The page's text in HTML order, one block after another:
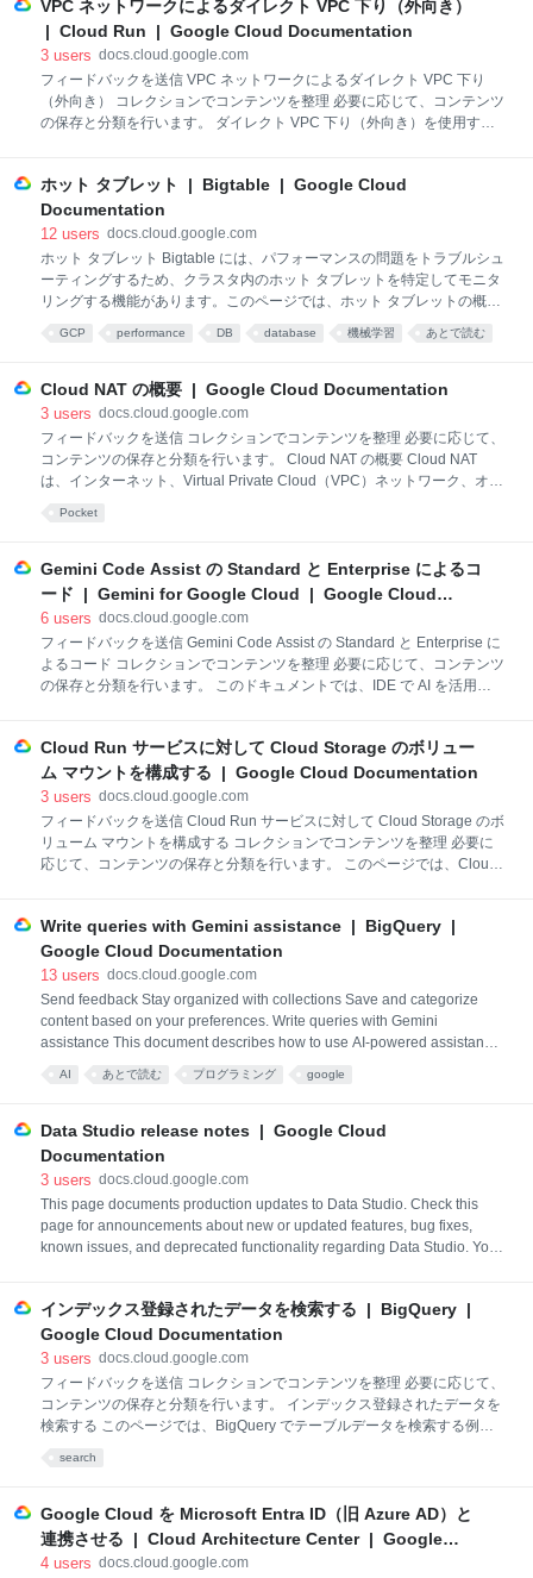
割ができます。このページでは、この機能を使用して Cloud Run リビジ
ョンへのトラフィックを管理する方法について説明します。 トラフィッ
ク ルーティングの調整はすぐに行われません。リビジョンのトラフィッ
のリクエストは破棄されないため、移行期間中は新しいリビジョンまた
は以前のリビジョンのどちらかに送信されます。 トラフィック分割と
VPC ネットワークによるダイレクト VPC 下り（外向き）
| Cloud Run | Google Cloud Documentation
3 users docs.cloud.google.com
フィードバックを送信 VPC ネットワークによるダイレクト VPC 下り
（外向き） コレクションでコンテンツを整理 必要に応じて、コンテンツ
の保存と分類を行います。 ダイレクト VPC 下り（外向き）を使用する
クに送信できるようにします。 始める前に プロジェクトに VPC ネット
ワークがない場合は作成します。 Cloud Run のサービスまたはジョブで
共有 VPC を使用する場合は、共有 VPC ネットワークへの接続をご覧く
ださい。 次の IP アドレス構成セクションを確認します。 IP アドレスの
割り振り: サブネットから IP アドレスを割り振る際のガイダンス。 代替
の IP アドレス範囲を使用するIP アドレスの枯渇戦略。 制限事項
ホット タブレット | Bigtable | Google Cloud
Documentation
12 users docs.cloud.google.com
ホット タブレット Bigtable には、パフォーマンスの問題をトラブルシュ
ーティングするため、クラスタ内のホット タブレットを特定してモニタ
リングする機能があります。このページでは、ホット タブレットの概
要、ホット タブレットのリストを取得する方法、ホット タブレットの識
別が有益な状況について説明します。このページを読む前に、Bigtable
得するメソッドの名前は、使用する言語によって異なります。わかりや
すくするため、このドキュメントでは RPC Cloud Bigtable Admin API
名（ListHotTablets）を使用します。ホット タブレットのリストは、以
下のものを使用して取得できます。 Google Cloud CLI Cloud Bigtable
Admin API Cloud Bigtabl
GCP performance DB database 機械学習 あとで読む
Cloud NAT の概要 | Google Cloud Documentation
3 users docs.cloud.google.com
フィードバックを送信 コレクションでコンテンツを整理 必要に応じて、
コンテンツの保存と分類を行います。 Cloud NAT の概要 Cloud NAT
は、インターネット、Virtual Private Cloud（VPC）ネットワーク、オン
します。 Compute Engine 仮想マシン（VM）インスタンス Google
Kubernetes Engine（GKE）クラスタ Cloud Run インスタンス Cloud
Run functions インスタンス App Engine スタンダード環境のインスタン
Pocket
Gemini Code Assist の Standard と Enterprise によるコ
ード | Gemini for Google Cloud | Google Cloud
Documentation
6 users docs.cloud.google.com
フィードバックを送信 Gemini Code Assist の Standard と Enterprise に
よるコード コレクションでコンテンツを整理 必要に応じて、コンテンツ
の保存と分類を行います。 このドキュメントでは、IDE で AI を活用し
について説明します。 コード変換を使用してプロジェクトのコードを生
成する。 コーディング中にコード補完を使用する。 スマート アクショ
ンを使用する。 Gemini Code Assist Enterprise を使用している場合は、
コードのカスタマイズを使用できます。これにより、組織のプライベー
ト コードベースに基づいて、Gemini Code Assist
Cloud Run サービスに対して Cloud Storage のボリュー
ム マウントを構成する | Google Cloud Documentation
3 users docs.cloud.google.com
フィードバックを送信 Cloud Run サービスに対して Cloud Storage のボ
リューム マウントを構成する コレクションでコンテンツを整理 必要に
応じて、コンテンツの保存と分類を行います。 このページでは、Cloud
Run でバケットをボリュームとしてマウントすると、バケットの内容が
コンテナ ファイル システムのファイルとして提示されます。バケットを
ボリュームとしてマウントした後、Google API クライアント ライブラ
リではなく、プログラミング言語のファイル システム オペレーションと
ライブラリを使用して、バケットにローカル ファイル システムのディレ
クトリのようにアクセスします。 ボリュームを読み取り専用として
Write queries with Gemini assistance | BigQuery |
Google Cloud Documentation
13 users docs.cloud.google.com
Send feedback Stay organized with collections Save and categorize
content based on your preferences. Write queries with Gemini
assistance This document describes how to use AI-powered assistance
in Gemini in BigQuery to help you query your data with SQL queries and
Python code. Gemini in BigQuery can generate and explain queries and
AI あとで読む プログラミング google
Data Studio release notes | Google Cloud
Documentation
3 users docs.cloud.google.com
This page documents production updates to Data Studio. Check this
page for announcements about new or updated features, bug fixes,
known issues, and deprecated functionality regarding Data Studio. You
latest product updates for all of Google Cloud on the
インデックス登録されたデータを検索する | BigQuery |
Google Cloud Documentation
3 users docs.cloud.google.com
フィードバックを送信 コレクションでコンテンツを整理 必要に応じて、
コンテンツの保存と分類を行います。 インデックス登録されたデータを
検索する このページでは、BigQuery でテーブルデータを検索する例を
データがまだインデックスに登録されていない場合でも、取り込まれた
すべてのデータから正しい結果が返されます。ただし、インデックスを
使用することにより、クエリのパフォーマンスが大幅に向上します。ス
search
Google Cloud を Microsoft Entra ID（旧 Azure AD）と
連携させる | Cloud Architecture Center | Google
Cloud Documentation
4 users docs.cloud.google.com